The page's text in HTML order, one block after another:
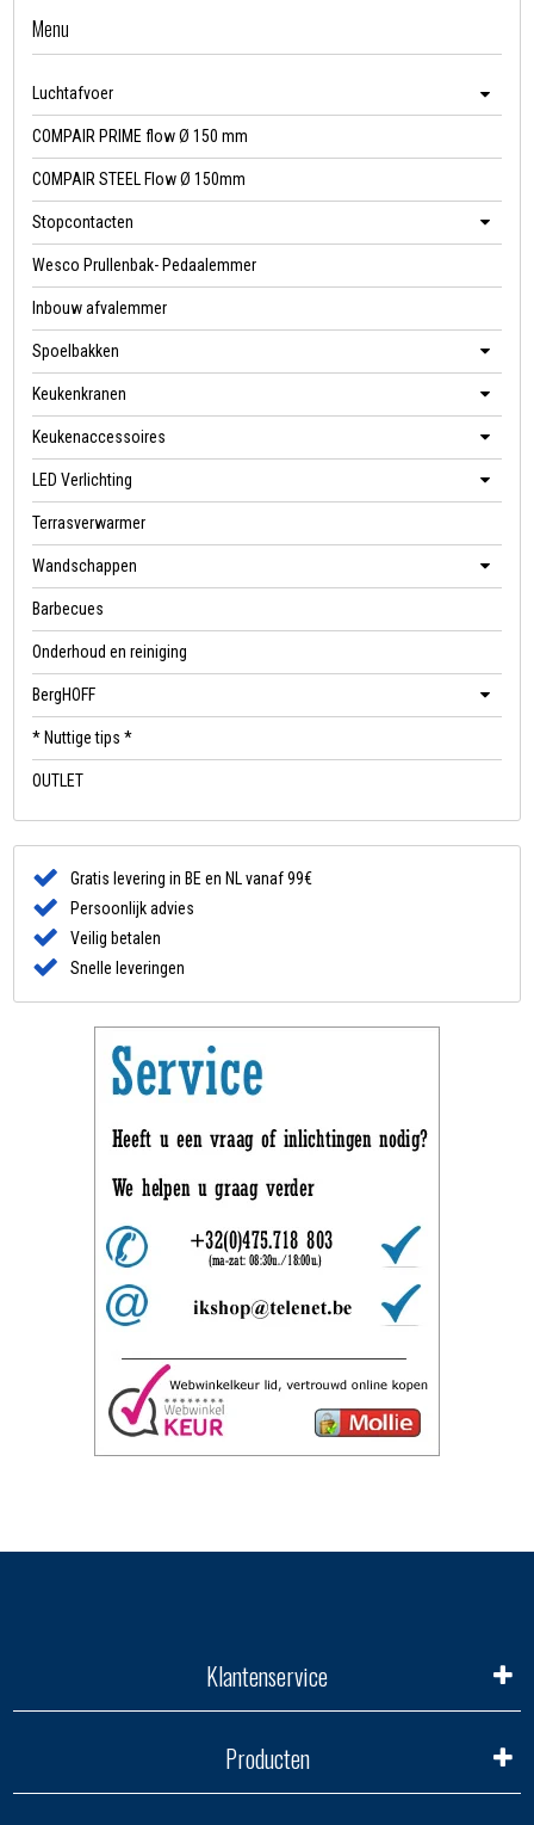
Menu
Luchtafvoer
COMPAIR PRIME flow Ø 150 mm
COMPAIR STEEL Flow Ø 150mm
Stopcontacten
Wesco Prullenbak- Pedaalemmer
Inbouw afvalemmer
Spoelbakken
Keukenkranen
Keukenaccessoires
LED Verlichting
Terrasverwarmer
Wandschappen
Barbecues
Onderhoud en reiniging
BergHOFF
* Nuttige tips *
OUTLET
Gratis levering in BE en NL vanaf 99€
Persoonlijk advies
Veilig betalen
Snelle leveringen
Klantenservice
Producten